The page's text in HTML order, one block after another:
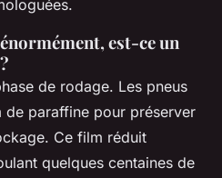
est-ce un
de rodage. Les pneus
de paraffine pour préserver
Ce film réduit
quelques centaines de